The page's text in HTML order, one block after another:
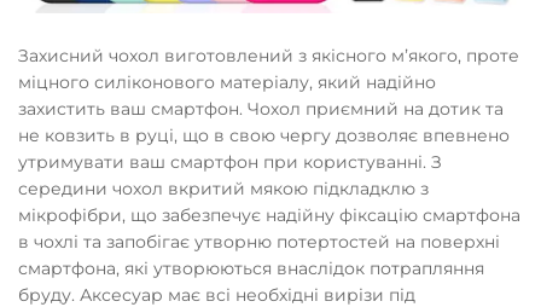
Захисний чохол виготовлений з якісного мʼякого, проте
міцного силіконового матеріалу, який надійно
захистить ваш смартфон. Чохол приємний на дотик та
не ковзить в руці, що в свою чергу дозволяє впевнено
утримувати ваш смартфон при користуванні. З
середини чохол вкритий мякою підкладклю з
мікрофібри, що забезпечує надійну фіксацію смартфона
в чохлі та запобігає утворню потертостей на поверхні
смартфона, які утворюються внаслідок потрапляння
бруду. Аксесуар має всі необхідні вирізи під